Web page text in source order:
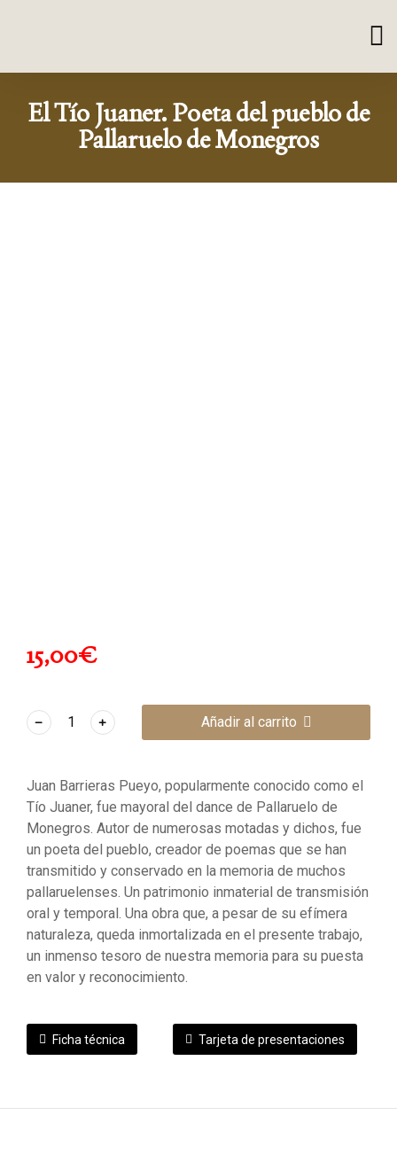
El Tí­o Juaner. Poeta del pueblo de
Pallaruelo de Monegros
15,00€
﹣ ﹢ Añadir al carrito
Juan Barrieras Pueyo, popularmente conocido como el
Tío Juaner, fue mayoral del dance de Pallaruelo de
Monegros. Autor de numerosas motadas y dichos, fue
un poeta del pueblo, creador de poemas que se han
transmitido y conservado en la memoria de muchos
pallaruelenses. Un patrimonio inmaterial de transmisión
oral y temporal. Una obra que, a pesar de su efímera
naturaleza, queda inmortalizada en el presente trabajo,
un inmenso tesoro de nuestra memoria para su puesta
en valor y reconocimiento.
Ficha técnica Tarjeta de presentaciones